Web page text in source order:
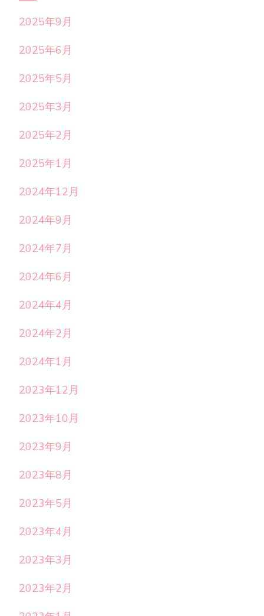
2025年9月
2025年6月
2025年5月
2025年3月
2025年2月
2025年1月
2024年12月
2024年9月
2024年7月
2024年6月
2024年4月
2024年2月
2024年1月
2023年12月
2023年10月
2023年9月
2023年8月
2023年5月
2023年4月
2023年3月
2023年2月